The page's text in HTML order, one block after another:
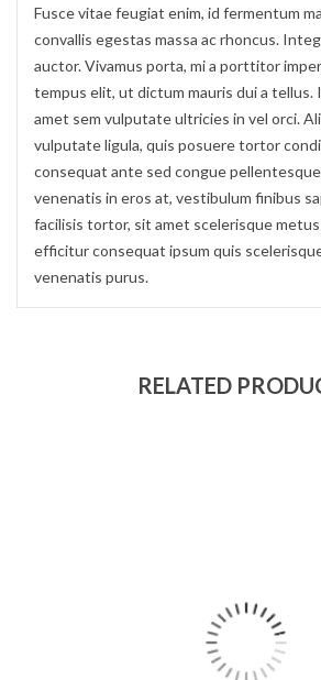
Fusce vitae feugiat enim, id fermentum
convallis egestas massa ac rhoncus.
auctor. Vivamus porta, mi a porttitor
tempus elit, ut dictum mauris dui a
amet sem vulputate ultricies in vel orci.
vulputate ligula, quis posuere tortor
consequat ante sed congue
venenatis in eros at, vestibulum finibus
facilisis tortor, sit amet scelerisque
efficitur consequat ipsum quis
venenatis purus.
RELATED